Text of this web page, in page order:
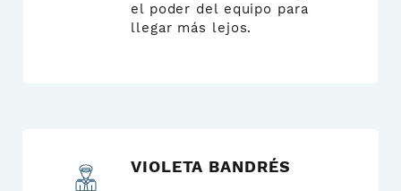
el poder del equipo para
llegar más lejos.
VIOLETA BANDRÉS